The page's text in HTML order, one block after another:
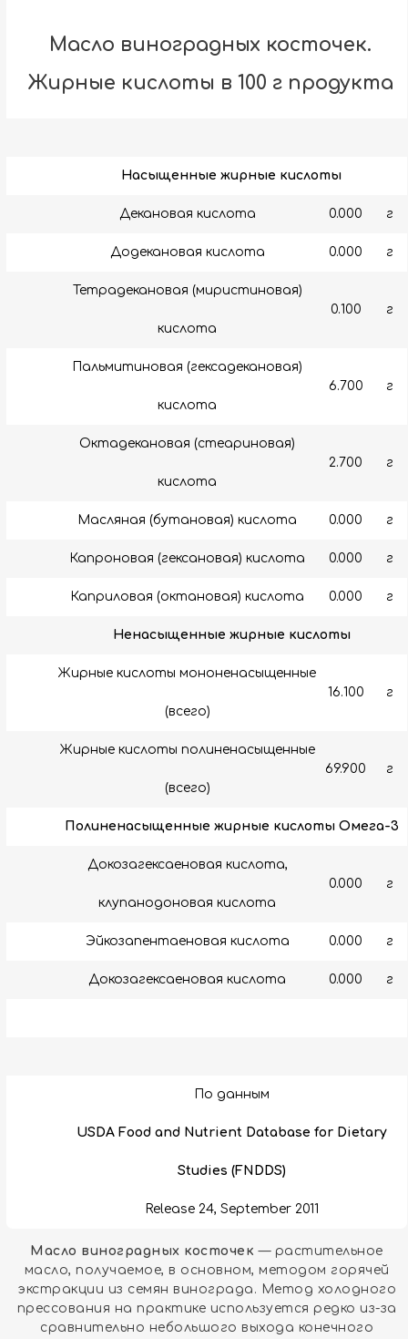
Масло виноградных косточек.
Жирные кислоты в 100 г продукта
Насыщенные жирные кислоты
Декановая кислота 0.000 г
Додекановая кислота 0.000 г
Тетрадекановая (миристиновая)
кислота
0.100 г
Пальмитиновая (гексадекановая)
кислота
6.700 г
Октадекановая (стеариновая)
кислота
2.700 г
Масляная (бутановая) кислота 0.000 г
Капроновая (гексановая) кислота 0.000 г
Каприловая (октановая) кислота 0.000 г
Ненасыщенные жирные кислоты
Жирные кислоты мононенасыщенные
(всего)
16.100 г
Жирные кислоты полиненасыщенные
(всего)
69.900 г
Полиненасыщенные жирные кислоты Омега-3
Докозагексаеновая кислота,
клупанодоновая кислота
0.000 г
Эйкозапентаеновая кислота 0.000 г
Докозагексаеновая кислота 0.000 г
По данным
USDA Food and Nutrient Database for Dietary
Studies (FNDDS)
Release 24, September 2011
Масло виноградных косточек — растительное
масло, получаемое, в основном, методом горячей
экстракции из семян винограда. Метод холодного
прессования на практике используется редко из-за
сравнительно небольшого выхода конечного